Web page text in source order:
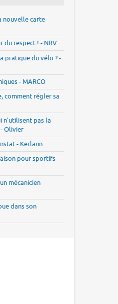
nouvelle carte
du respect ! - NRV
pratique du vélo ? -
- MARCO
comment régler sa
n'utilisent pas la
Olivier
- Kerlann
pour sportifs -
mécanicien
dans son